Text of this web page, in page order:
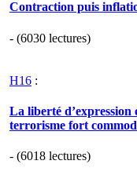
Contraction puis
- (6030 lectures)
H16 :
La liberté d’expression
terrorisme fort
- (6018 lectures)